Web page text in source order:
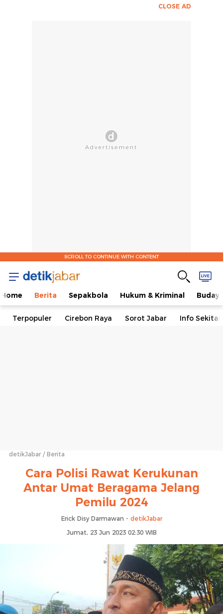
CLOSE AD
SCROLL TO CONTINUE WITH CONTENT
Home Berita Sepakbola Hukum & Kriminal
Terpopuler Cirebon Raya Sorot Jabar Info
detikJabar Berita
Cara Polisi Rawat Kerukunan
Antar Umat Beragama Jelang
Pemilu 2024
Erick Disy Darmawan - detikJabar
Jumat, 23 Jun 2023 02:30 WIB